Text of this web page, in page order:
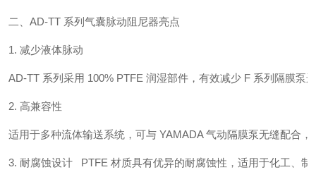
二、AD-TT 系列气囊脉动阻尼器亮点
1. 减少液体脉动
AD-TT 系列采用 100% PTFE 润湿部件，有效减少 F 系列隔膜泵
2. 高兼容性
适用于多种流体输送系统，可与 YAMADA 气动隔膜泵无缝配合，
3. 耐腐蚀设计 PTFE 材质具有优异的耐腐蚀性，适用于化工、制